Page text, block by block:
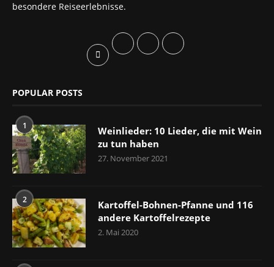
besondere Reiseerlebnisse.
POPULAR POSTS
1
Weinlieder: 10 Lieder, die mit Wein
zu tun haben
27. November 2021
2
Kartoffel-Bohnen-Pfanne und 116
andere Kartoffelrezepte
2. Mai 2020